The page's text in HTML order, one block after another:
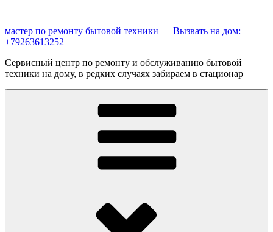
содержимому
мастер по ремонту бытовой техники — Вызвать на дом:
+79263613252
Сервисный центр по ремонту и обслуживанию бытовой
техники на дому, в редких случаях забираем в стационар